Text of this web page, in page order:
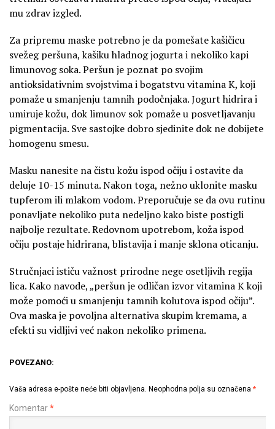
mu zdrav izgled.
Za pripremu maske potrebno je da pomešate kašičicu
svežeg peršuna, kašiku hladnog jogurta i nekoliko kapi
limunovog soka. Peršun je poznat po svojim
antioksidativnim svojstvima i bogatstvu vitamina K, koji
pomaže u smanjenju tamnih podočnjaka. Jogurt hidrira i
umiruje kožu, dok limunov sok pomaže u posvetljavanju
pigmentacija. Sve sastojke dobro sjedinite dok ne dobijete
homogenu smesu.
Masku nanesite na čistu kožu ispod očiju i ostavite da
deluje 10-15 minuta. Nakon toga, nežno uklonite masku
tupferom ili mlakom vodom. Preporučuje se da ovu rutinu
ponavljate nekoliko puta nedeljno kako biste postigli
najbolje rezultate. Redovnom upotrebom, koža ispod
očiju postaje hidrirana, blistavija i manje sklona oticanju.
Stručnjaci ističu važnost prirodne nege osetljivih regija
lica. Kako navode, „peršun je odličan izvor vitamina K koji
može pomoći u smanjenju tamnih kolutova ispod očiju”.
Ova maska je povoljna alternativa skupim kremama, a
efekti su vidljivi već nakon nekoliko primena.
POVEZANO:
Vaša adresa e-pošte neće biti objavljena. Neophodna polja su označena *
Komentar*